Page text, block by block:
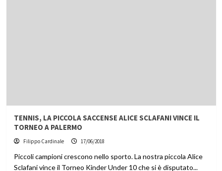
TENNIS, LA PICCOLA SACCENSE ALICE SCLAFANI VINCE IL
TORNEO A PALERMO
Filippo Cardinale 17/06/2018
Piccoli campioni crescono nello sporto. La nostra piccola Alice
Sclafani vince il Torneo Kinder Under 10 che si è disputato...